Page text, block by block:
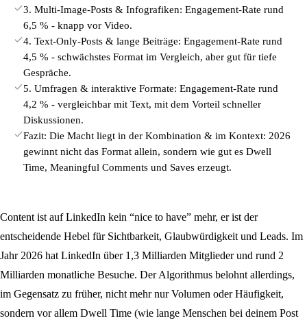
3. Multi-Image-Posts & Infografiken: Engagement-Rate rund
6,5 % - knapp vor Video.
4. Text-Only-Posts & lange Beiträge: Engagement-Rate rund
4,5 % - schwächstes Format im Vergleich, aber gut für tiefe
Gespräche.
5. Umfragen & interaktive Formate: Engagement-Rate rund
4,2 % - vergleichbar mit Text, mit dem Vorteil schneller
Diskussionen.
Fazit: Die Macht liegt in der Kombination & im Kontext: 2026
gewinnt nicht das Format allein, sondern wie gut es Dwell
Time, Meaningful Comments und Saves erzeugt.
Content ist auf LinkedIn kein “nice to have” mehr, er ist der
entscheidende Hebel für Sichtbarkeit, Glaubwürdigkeit und Leads. Im
Jahr 2026 hat LinkedIn über 1,3 Milliarden Mitglieder und rund 2
Milliarden monatliche Besuche. Der Algorithmus belohnt allerdings,
im Gegensatz zu früher, nicht mehr nur Volumen oder Häufigkeit,
sondern vor allem Dwell Time (wie lange Menschen bei deinem Post